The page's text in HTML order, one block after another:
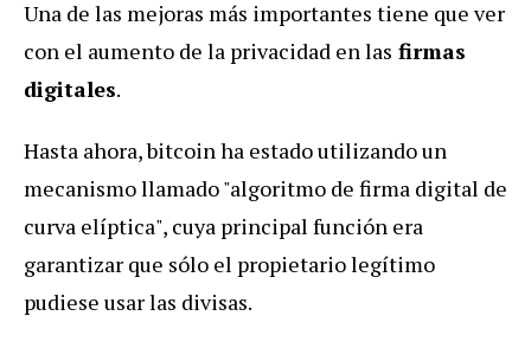
Una de las mejoras más importantes tiene que ver
con el aumento de la privacidad en las firmas
digitales.
Hasta ahora, bitcoin ha estado utilizando un
mecanismo llamado "algoritmo de firma digital de
curva elíptica", cuya principal función era
garantizar que sólo el propietario legítimo
pudiese usar las divisas.